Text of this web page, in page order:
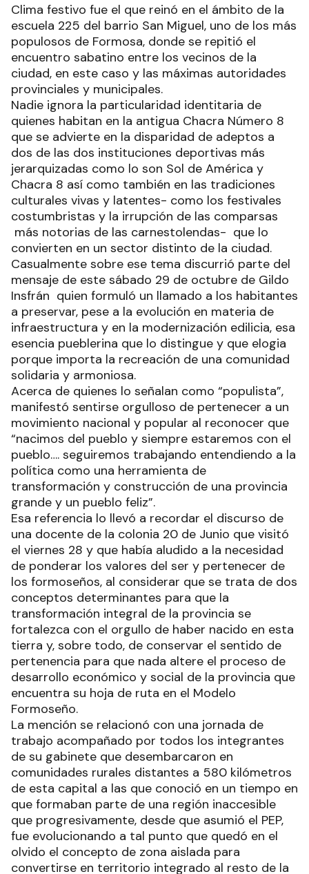
Clima festivo fue el que reinó en el ámbito de la
escuela 225 del barrio San Miguel, uno de los más
populosos de Formosa, donde se repitió el
encuentro sabatino entre los vecinos de la
ciudad, en este caso y las máximas autoridades
provinciales y municipales.
Nadie ignora la particularidad identitaria de
quienes habitan en la antigua Chacra Número 8
que se advierte en la disparidad de adeptos a
dos de las dos instituciones deportivas más
jerarquizadas como lo son Sol de América y
Chacra 8 así como también en las tradiciones
culturales vivas y latentes- como los festivales
costumbristas y la irrupción de las comparsas
más notorias de las carnestolendas- que lo
convierten en un sector distinto de la ciudad.
Casualmente sobre ese tema discurrió parte del
mensaje de este sábado 29 de octubre de Gildo
Insfrán quien formuló un llamado a los habitantes
a preservar, pese a la evolución en materia de
infraestructura y en la modernización edilicia, esa
esencia pueblerina que lo distingue y que elogia
porque importa la recreación de una comunidad
solidaria y armoniosa.
Acerca de quienes lo señalan como “populista”,
manifestó sentirse orgulloso de pertenecer a un
movimiento nacional y popular al reconocer que
“nacimos del pueblo y siempre estaremos con el
pueblo…. seguiremos trabajando entendiendo a la
política como una herramienta de
transformación y construcción de una provincia
grande y un pueblo feliz”.
Esa referencia lo llevó a recordar el discurso de
una docente de la colonia 20 de Junio que visitó
el viernes 28 y que había aludido a la necesidad
de ponderar los valores del ser y pertenecer de
los formoseños, al considerar que se trata de dos
conceptos determinantes para que la
transformación integral de la provincia se
fortalezca con el orgullo de haber nacido en esta
tierra y, sobre todo, de conservar el sentido de
pertenencia para que nada altere el proceso de
desarrollo económico y social de la provincia que
encuentra su hoja de ruta en el Modelo
Formoseño.
La mención se relacionó con una jornada de
trabajo acompañado por todos los integrantes
de su gabinete que desembarcaron en
comunidades rurales distantes a 580 kilómetros
de esta capital a las que conoció en un tiempo en
que formaban parte de una región inaccesible
que progresivamente, desde que asumió el PEP,
fue evolucionando a tal punto que quedó en el
olvido el concepto de zona aislada para
convertirse en territorio integrado al resto de la